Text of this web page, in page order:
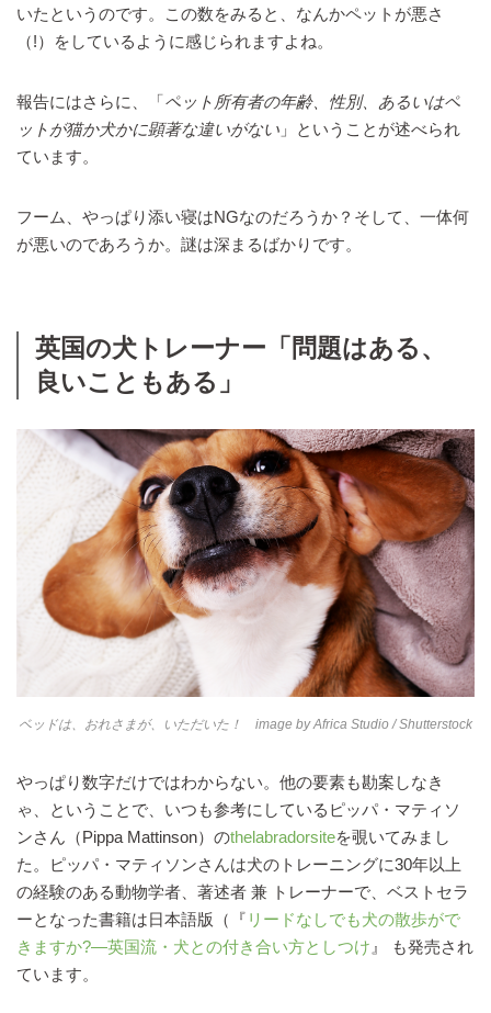
いたというのです。この数をみると、なんかペットが悪さ
（!）をしているように感じられますよね。
報告にはさらに、「ペット所有者の年齢、性別、あるいはペ
ットが猫か犬かに顕著な違いがない 」ということが述べられ
ています。
フーム、やっぱり添い寝はNGなのだろうか？そして、一体何
が悪いのであろうか。謎は深まるばかりです。
英国の犬トレーナー「問題はある、
良いこともある」
ベッドは、おれさまが、いただいた！ image byAfrica Studio/ Shutterstock
やっぱり数字だけではわからない。他の要素も勘案しなき
ゃ、ということで、いつも参考にしているピッパ・マティソ
ンさん（Pippa Mattinson）のthelabradorsiteを覗いてみまし
た。ピッパ・マティソンさんは犬のトレーニングに30年以上
の経験のある動物学者、著述者 兼 トレーナーで、ベストセラ
ーとなった書籍は日本語版（『 リードなしでも犬の散歩がで
きますか?―英国流・犬との付き合い方としつけ 』 も発売され
ています。